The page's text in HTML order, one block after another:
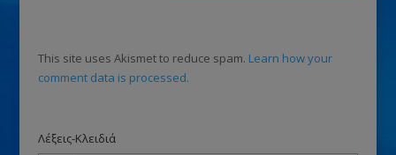
This site uses Akismet to reduce spam. Learn how your
comment data is processed.
Λέξεις-Κλειδιά